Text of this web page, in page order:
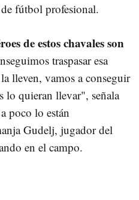
fútbol profesional.
de estos chavales son
traspasar esa
lleven, vamos a conseguir
lo quieran llevar", señala
poco lo están
Gudelj, jugador del
en el campo.